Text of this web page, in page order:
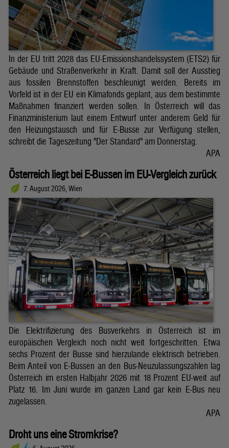
In der EU tritt 2028 das EU-Emissionshandelssystem (ETS2) für
Gebäude und Straßenverkehr in Kraft. Damit soll der Ausstieg
aus fossilen Brennstoffen beschleunigt werden. Bereits im
Vorfeld ist in der EU ein Klimafonds geplant, aus dem bestimmte
Maßnahmen finanziert werden sollen. In Österreich will das
Finanzministerium laut einem Entwurf unter anderem Geld für
den Heizungstausch und für E-Busse zur Verfügung stellen,
schreibt die Tageszeitung "Der Standard" am Donnerstag.
APA
Österreich liegt bei E-Bussen im EU-Vergleich zurück
7. August 2026, Wien
Die Elektrifizierung des Busverkehrs in Österreich ist im
europäischen Vergleich noch nicht weit fortgeschritten. Etwa
sechs Prozent der Busse sind hierzulande elektrisch betrieben.
Beim Anteil von E-Bussen an den Bus-Neuzulassungszahlen lag
Österreich im ersten Halbjahr 2026 mit 18 Prozent EU-weit auf
Platz 16. Im Juni wurde im ganzen Land gar kein E-Bus neu
zugelassen.
APA
Droht uns eine Stromkrise?